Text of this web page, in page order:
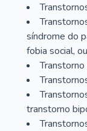
síndrome do
fobia social,
transtorno